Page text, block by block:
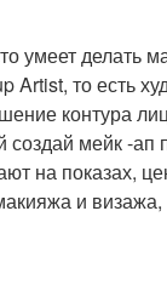
умеет делать
то есть
контура
создай мейк -ап
на показах,
и